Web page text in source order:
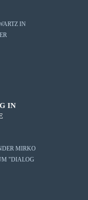
IN
IN
MIRKO
"DIALOG